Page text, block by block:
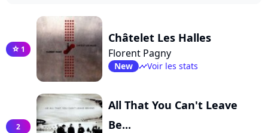
star 1
Châtelet Les Halles
Florent Pagny
New timelineVoir les stats
2
All That You Can't Leave
Be...